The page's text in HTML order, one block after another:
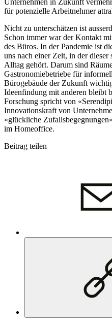
für potenzielle Arbeitnehmer
Nicht zu unterschätzen ist
Schon immer war der Kontakt
des Büros. In der Pandemie ist
uns nach einer Zeit, in der
Alltag gehört. Darum sind
Gastronomiebetriebe für
Bürogebäude der Zukunft
Ideenfindung mit anderen bleibt
Forschung spricht von
Innovationskraft von
«glückliche
im Homeoffice.
Beitrag teilen